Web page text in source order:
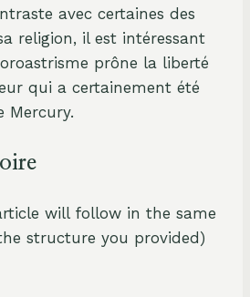
avec certaines des
religion, il est intéressant
prône la liberté
qui a certainement été
Mercury.
will follow in the same
structure you provided)